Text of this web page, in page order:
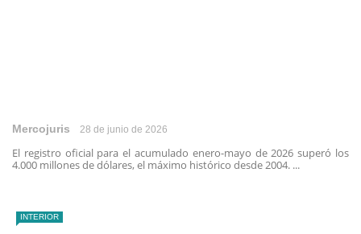
Mercojuris 28 de junio de 2026
El registro oficial para el acumulado enero-mayo de 2026 superó los
4.000 millones de dólares, el máximo histórico desde 2004. ...
INTERIOR